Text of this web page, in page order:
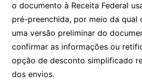
o documento à Receita Federal
pré-preenchida, por meio da qual
uma versão preliminar do
confirmar as informações ou
opção de desconto simplificado
dos envios.